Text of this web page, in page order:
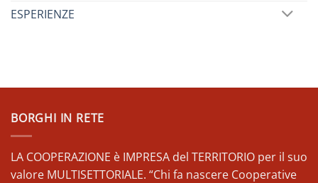
ESPERIENZE
BORGHI IN RETE
LA COOPERAZIONE è IMPRESA del TERRITORIO per il suo
valore MULTISETTORIALE. “Chi fa nascere Cooperative